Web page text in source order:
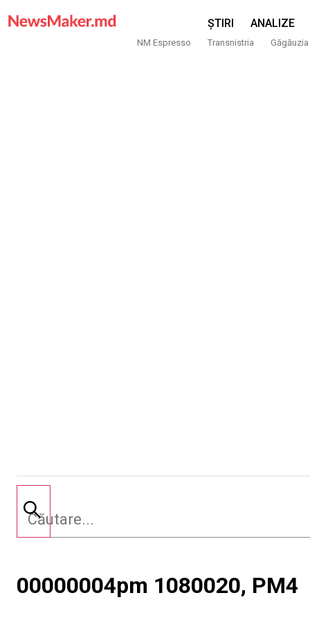
ȘTIRI ANALIZE
NM Espresso Transnistria Găgăuzia
00000004pm 1080020, PM4